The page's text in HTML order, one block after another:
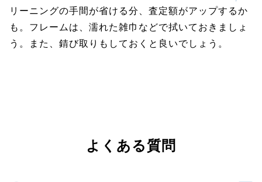
リーニングの手間が省ける分、査定額がアップするか
も。フレームは、濡れた雑巾などで拭いておきましょ
う。また、錆び取りもしておくと良いでしょう。
よくある質問